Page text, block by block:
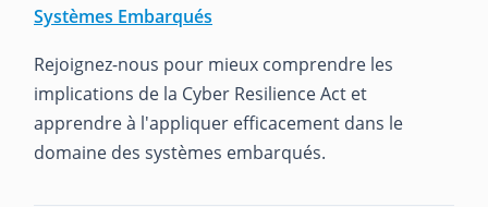
Systèmes Embarqués
Rejoignez-nous pour mieux comprendre les
implications de la Cyber Resilience Act et
apprendre à l'appliquer efficacement dans le
domaine des systèmes embarqués.